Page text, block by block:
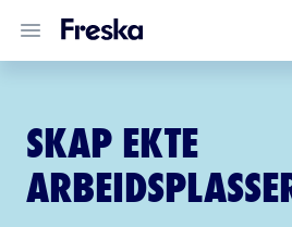
OM OSS
SKAP EKTE